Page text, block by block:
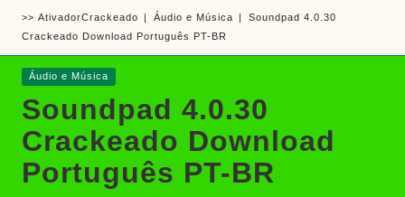
r
a
k
e
a
d
o
e
software
jogos
Grátis | Ativador Crackeado
SOLIDWORKS 2020 Download
Crackeado 64 Bits Grátis |
Download Crackeado Português
| Ativador
SkinFiner Download Crackeado
Português Mac/Win | Ativador
Português
Ashampoo UnInstaller Download
>> AtivadorCrackeado | Áudio e Música |
Soundpad 4.0.30
Crackeado Download Português PT-BR
Posted
Áudio e Música
Soundpad 4.0.30
Crackeado Download
Português PT-BR